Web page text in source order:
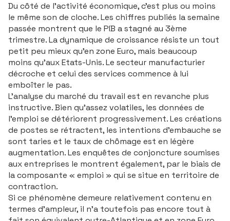
Du côté de l’activité économique, c’est plus ou moins
le même son de cloche. Les chiffres publiés la semaine
passée montrent que le PIB a stagné au 3ème
trimestre. La dynamique de croissance résiste un tout
petit peu mieux qu’en zone Euro, mais beaucoup
moins qu’aux Etats-Unis. Le secteur manufacturier
décroche et celui des services commence à lui
emboîter le pas.
L’analyse du marché du travail est en revanche plus
instructive. Bien qu’assez volatiles, les données de
l’emploi se détériorent progressivement. Les créations
de postes se rétractent, les intentions d’embauche se
sont taries et le taux de chômage est en légère
augmentation. Les enquêtes de conjoncture soumises
aux entreprises le montrent également, par le biais de
la composante « emploi » qui se situe en territoire de
contraction.
Si ce phénomène demeure relativement contenu en
termes d’ampleur, il n’a toutefois pas encore tout à